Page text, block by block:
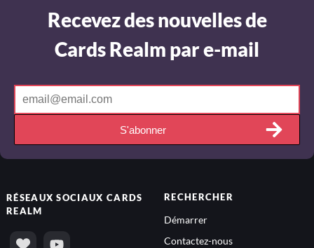
Recevez des nouvelles de
Cards Realm par e-mail
S'abonner
RÉSEAUX SOCIAUX CARDS
REALM
RECHERCHER
Démarrer
Contactez-nous